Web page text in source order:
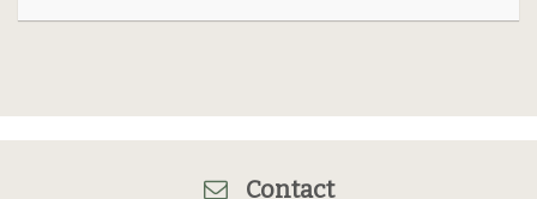
Contact